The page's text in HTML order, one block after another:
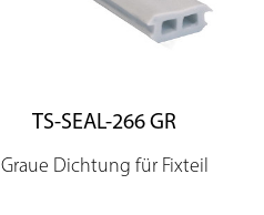
TS-SEAL-266 GR
Graue Dichtung für Fixteil